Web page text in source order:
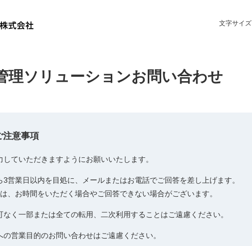
文字サイズ
理ソリューションお問い合わせ
注意事項
ていただきますようにお願いいたします。
営業日以内を目処に、メールまたはお電話でご回答を差し上げます。
、お時間をいただく場合やご回答できない場合がございます。
く一部または全ての転用、二次利用することはご遠慮ください。
営業目的のお問い合わせはご遠慮ください。